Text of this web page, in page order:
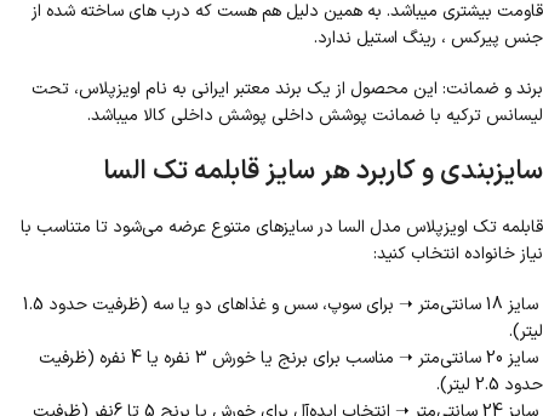
قاومت بیشتری میباشد. به همین دلیل هم هست که درب های ساخته شده از
جنس پیرکس ، رینگ استیل ندارد.
برند و ضمانت: این محصول از یک برند معتبر ایرانی به نام اویزپلاس، تحت
لیسانس ترکیه با ضمانت پوشش داخلی پوشش داخلی کالا میباشد.
سایزبندی و کاربرد هر سایز قابلمه تک السا
قابلمه تک اویزپلاس مدل السا در سایزهای متنوع عرضه می‌شود تا متناسب با
نیاز خانواده انتخاب کنید:
سایز 18 سانتی‌متر ➝ برای سوپ، سس و غذاهای دو یا سه (ظرفیت حدود 1.5
لیتر).
سایز 20 سانتی‌متر ➝ مناسب برای برنج یا خورش 3 نفره یا 4 نفره (ظرفیت
حدود 2.5 لیتر).